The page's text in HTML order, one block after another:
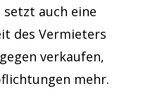
auch eine
des Vermieters
verkaufen,
mehr.